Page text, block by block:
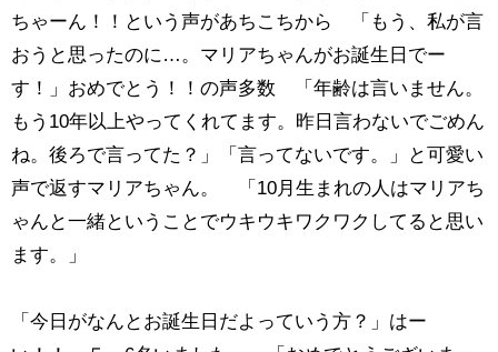
ちゃーん！！という声があちこちから 「もう、私が言
おうと思ったのに…。マリアちゃんがお誕生日でー
す！」おめでとう！！の声多数 「年齢は言いません。
もう10年以上やってくれてます。昨日言わないでごめん
ね。後ろで言ってた？」「言ってないです。」と可愛い
声で返すマリアちゃん。 「10月生まれの人はマリアち
ゃんと一緒ということでウキウキワクワクしてると思い
ます。」
「今日がなんとお誕生日だよっていう方？」はー